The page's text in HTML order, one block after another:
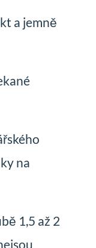
a jemně
na
1,5 až 2